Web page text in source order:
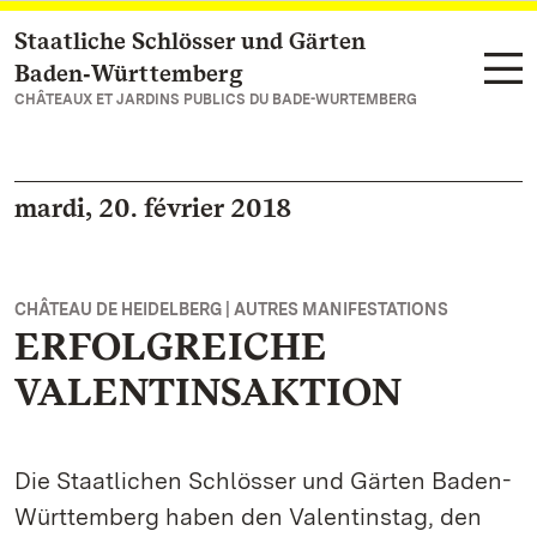
Vers la page d’accueil
Staatliche Schlösser und Gärten
Baden‑Württemberg
CHÂTEAUX ET JARDINS PUBLICS DU BADE-WURTEMBERG
mardi, 20. février 2018
CHÂTEAU DE HEIDELBERG | AUTRES MANIFESTATIONS
ERFOLGREICHE
VALENTINSAKTION
Die Staatlichen Schlösser und Gärten Baden-
Württemberg haben den Valentinstag, den